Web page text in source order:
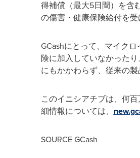
得補償（最大5日間）を含
の傷害・健康保険給付を受
GCashにとって、マイク
険に加入していなかった
にもかかわらず、従来の
このイニシアチブは、何
細情報については、
SOURCE GCash